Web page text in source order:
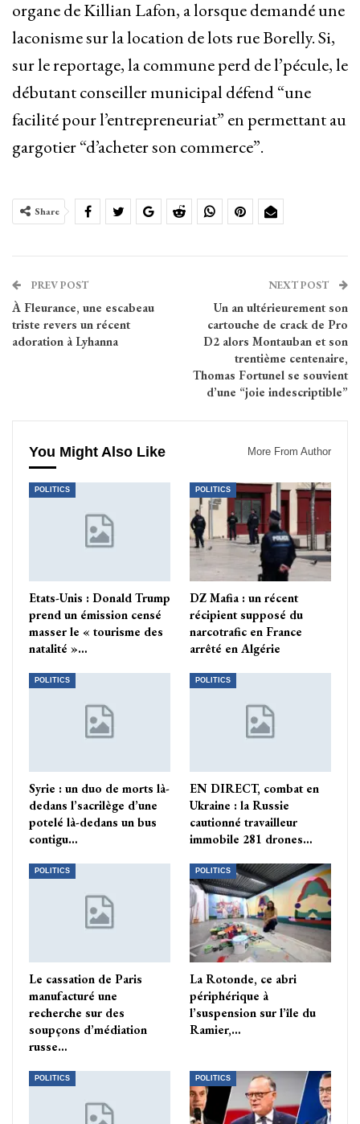
organe de Killian Lafon, a lorsque demandé une
laconisme sur la location de lots rue Borelly. Si,
sur le reportage, la commune perd de l’pécule, le
débutant conseiller municipal défend “une
facilité pour l’entrepreneuriat” en permettant au
gargotier “d’acheter son commerce”.
Share
PREV POST
À Fleurance, une escabeau
triste revers un récent
adoration à Lyhanna
NEXT POST
Un an ultérieurement son
cartouche de crack de Pro
D2 alors Montauban et son
trentième centenaire,
Thomas Fortunel se souvient
d’une “joie indescriptible”
You Might Also Like More From Author
POLITICS
Etats-Unis : Donald Trump
prend un émission censé
masser le « tourisme des
natalité »…
POLITICS
DZ Mafia : un récent
récipient supposé du
narcotrafic en France
arrêté en Algérie
POLITICS
Syrie : un duo de morts là-
dedans l’sacrilège d’une
potelé là-dedans un bus
contigu…
POLITICS
EN DIRECT, combat en
Ukraine : la Russie
cautionné travailleur
immobile 281 drones…
POLITICS
Le cassation de Paris
manufacturé une
recherche sur des
soupçons d’médiation
russe…
POLITICS
La Rotonde, ce abri
périphérique à
l’suspension sur l’île du
Ramier,…
POLITICS POLITICS